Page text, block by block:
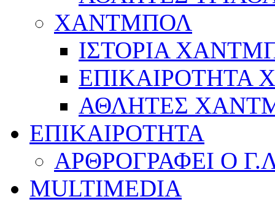
ΧΑΝΤΜΠΟΛ
ΙΣΤΟΡΙΑ
ΕΠΙΚΑΙΡΟΤΗΤΑ
ΑΘΛΗΤΕΣ
ΕΠΙΚΑΙΡΟΤΗΤΑ
ΑΡΘΡΟΓΡΑΦΕΙ Ο
MULTIMEDIA